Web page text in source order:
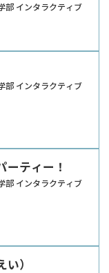
部 インタラクティブ
部 インタラクティブ
ーティー！
部 インタラクティブ
）